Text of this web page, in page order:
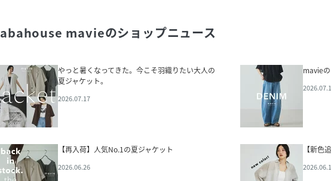
abahouse mavieのショップニュース
やっと暑くなってきた。今こそ羽織りたい大人の
夏ジャケット。
2026.07.17
mavie
【再入荷】人気No.1の夏ジャケット
2026.06.26
【新色